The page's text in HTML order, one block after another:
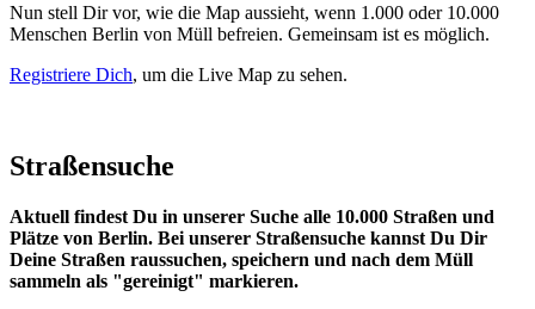
Nun stell Dir vor, wie die Map aussieht, wenn 1.000 oder 10.000
Menschen Berlin von Müll befreien. Gemeinsam ist es möglich.
Registriere Dich, um die Live Map zu sehen.
Straßensuche
Aktuell findest Du in unserer Suche alle 10.000 Straßen und
Plätze von Berlin. Bei unserer Straßensuche kannst Du Dir
Deine Straßen raussuchen, speichern und nach dem Müll
sammeln als "gereinigt" markieren.